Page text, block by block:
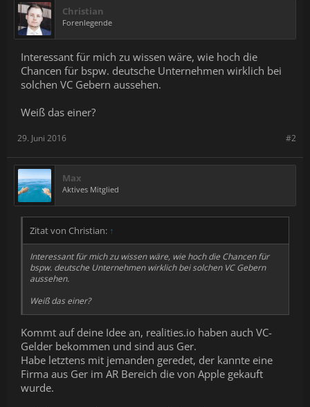
Christian
Forenlegende
Interessant für mich zu wissen wäre, wie hoch die
Chancen für bspw. deutsche Unternehmen wirklich bei
solchen VC Gebern aussehen.
Weiß das einer?
#2
29. Juni 2016
Max
Aktives Mitglied
Zitat von Christian: ↑
Interessant für mich zu wissen wäre, wie hoch die Chancen für
bspw. deutsche Unternehmen wirklich bei solchen VC Gebern
aussehen.
Weiß das einer?
Kommt auf deine Idee an, realities.io haben auch VC-
Gelder bekommen und sind aus Ger.
Habe letztens mit jemanden geredet, der kannte eine
Firma aus Ger im AR Bereich die von Apple gekauft
wurde.